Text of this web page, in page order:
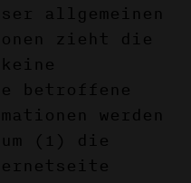
allgemeinen
zieht die
betroffene
werden
(1) die